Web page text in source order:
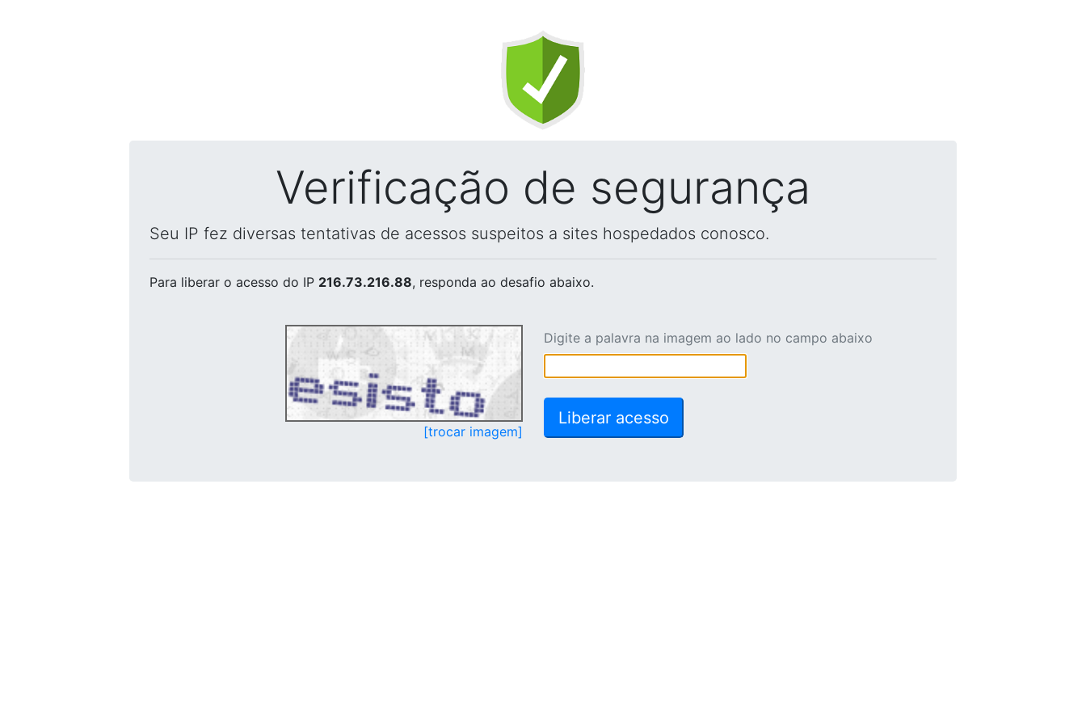
Verificação de segurança
Seu IP fez diversas tentativas de acessos suspeitos a sites hospedados conosco.
Para liberar o acesso do IP 216.73.216.88, responda ao desafio abaixo.
[trocar imagem]
Digite a palavra na imagem ao lado no campo abaixo